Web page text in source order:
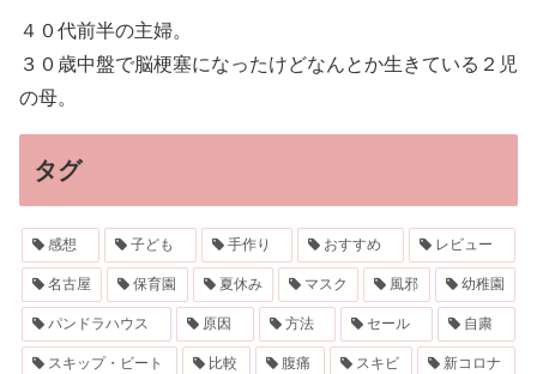
４０代前半の主婦。
３０歳中盤で脳梗塞になったけどなんとか生きている２児
の母。
タグ
感想 子ども 手作り おすすめ レビュー
名古屋 保育園 夏休み マスク 風邪 幼稚園
パンドラハウス 原因 方法 セール 自粛
スキップ・ビート 比較 腹痛 スキビ 新コロナ